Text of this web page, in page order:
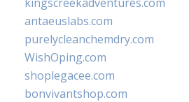
antaeuslabs.com
purelycleanchemdry.com
WishOping.com
shoplegacee.com
bonvivantshop.com